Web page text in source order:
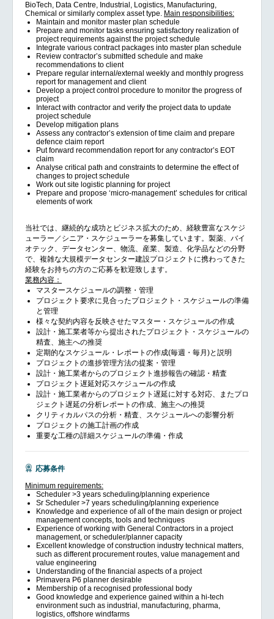
BioTech, Data Centre, Industrial, Logistics, Manufacturing,
Chemical or similarly complex asset type. Main responsibilities:
Maintain and monitor master plan schedule
Prepare and monitor tasks ensuring satisfactory realization of
project requirements against the project schedule
Integrate various contract packages into master plan schedule
Review contractor’s submitted schedule and make
recommendations to client
Prepare regular internal/external weekly and monthly progress
report for management and client
Develop a project control procedure to monitor the progress of
project
Interact with contractor and verify the project data to update
project schedule
Develop mitigation plans
Assess any contractor’s extension of time claim and prepare
defence claim report
Put forward recommendation report for any contractor’s EOT
claim
Analyse critical path and constraints to determine the effect of
changes to project schedule
Work out site logistic planning for project
Prepare and propose ‘micro-management’ schedules for critical
elements of work
当社では、継続的な成功とビジネス拡大のため、経験豊富なスケジ
ューラー／シニア・スケジューラーを募集しています。製薬、バイ
オテック、データセンター、物流、産業、製造、化学品などの分野
で、複雑な大規模データセンター建設プロジェクトに携わってきた
経験をお持ちの方のご応募を歓迎致します。
業務内容：
マスタースケジュールの調整・管理
プロジェクト要求に見合ったプロジェクト・スケジュールの準備
と管理
様々な契約内容を反映させたマスター・スケジュールの作成
設計・施工業者等から提出されたプロジェクト・スケジュールの
精査、施主への推奨
定期的なスケジュール・レポートの作成(毎週・毎月)と説明
プロジェクトの進捗管理方法の提案・管理
設計・施工業者からのプロジェクト進捗報告の確認・精査
プロジェクト遅延対応スケジュールの作成
設計・施工業者からのプロジェクト遅延に対する対応、またプロ
ジェクト遅延の分析レポートの作成、施主への推奨
クリティカルパスの分析・精査、スケジュールへの影響分析
プロジェクトの施工計画の作成
重要な工種の詳細スケジュールの準備・作成
応募条件
Minimum requirements:
Scheduler >3 years scheduling/planning experience
Sr Scheduler >7 years scheduling/planning experience
Knowledge and experience of all of the main design or project
management concepts, tools and techniques
Experience of working with General Contractors in a project
management, or scheduler/planner capacity
Excellent knowledge of construction industry technical matters,
such as different procurement routes, value management and
value engineering
Understanding of the financial aspects of a project
Primavera P6 planner desirable
Membership of a recognised professional body
Good knowledge and experience gained within a hi-tech
environment such as industrial, manufacturing, pharma,
logistics, offshore windfarms